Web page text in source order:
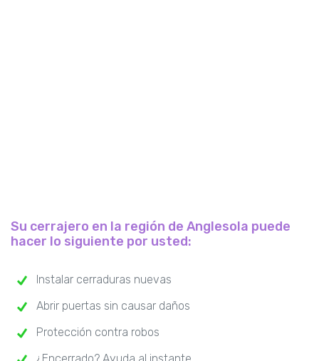
Su cerrajero en la región de Anglesola puede
hacer lo siguiente por usted:
Instalar cerraduras nuevas
Abrir puertas sin causar daños
Protección contra robos